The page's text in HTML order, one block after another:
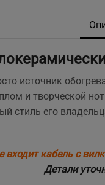
пліснява на
,навіть якщо
рідинами
чудо
з
доставка
Легко
источник
и творческой
стиль его
входит кабель с
Детали